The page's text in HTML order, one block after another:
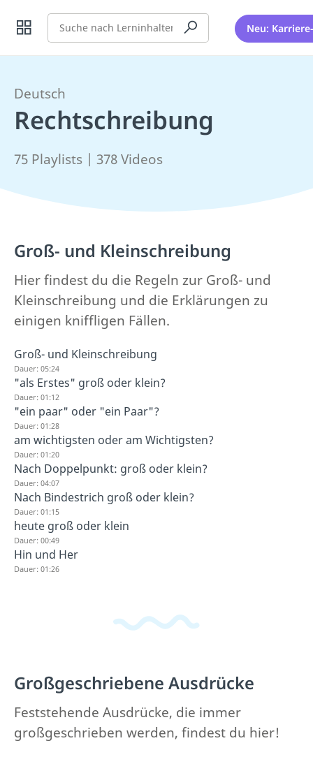
Suche Neu:
Deutsch
Rechtschreibung
75 Playlists | 378 Videos
Groß- und Kleinschreibung
Hier findest du die Regeln zur Groß- und
Kleinschreibung und die Erklärungen zu
einigen kniffligen Fällen.
Groß- und Kleinschreibung
Dauer: 05:24
"als Erstes" groß oder klein?
Dauer: 01:12
"ein paar" oder "ein Paar"?
Dauer: 01:28
am wichtigsten oder am Wichtigsten?
Dauer: 01:20
Nach Doppelpunkt: groß oder klein?
Dauer: 04:07
Nach Bindestrich groß oder klein?
Dauer: 01:15
heute groß oder klein
Dauer: 00:49
Hin und Her
Dauer: 01:26
Großgeschriebene Ausdrücke
Feststehende Ausdrücke, die immer
großgeschrieben werden, findest du hier!